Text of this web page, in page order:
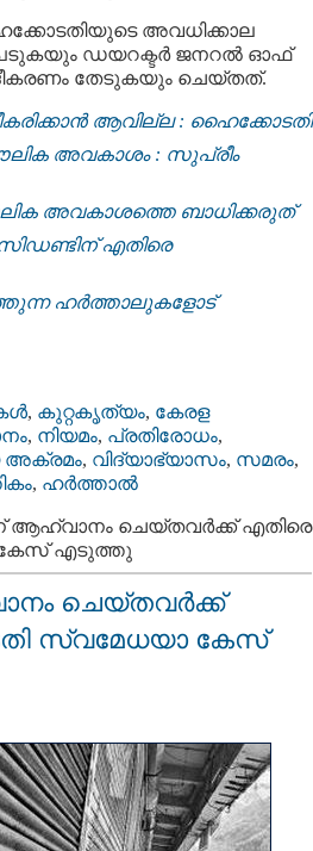
അവധിക്കാല
ഡയറക്ടര്‍ ജനറല്‍ ഓഫ്
തേടുകയും ചെയ്തത്.
ആവില്ല : ഹൈക്കോടതി
അവകാശം : സുപ്രീം
അവകാശത്തെ ബാധിക്കരുത്‌
എതിരെ
ഹര്‍ത്താലുകളോട്
, കുറ്റകൃത്യം, കേരള
, നിയമം, പ്രതിരോധം,
അക്രമം, വിദ്യാഭ്യാസം, സമരം,
, ഹര്‍ത്താല്‍
ആഹ്വാനം ചെയ്തവര്‍ക്ക് എതിരെ
കേസ് എടുത്തു
ചെയ്തവര്‍ക്ക്
സ്വമേധയാ കേസ്